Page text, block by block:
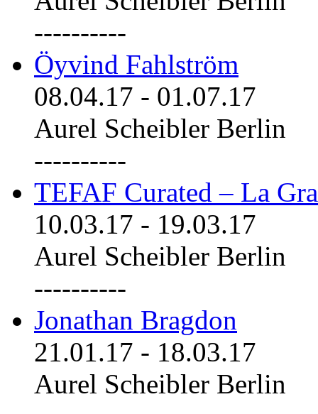
----------
Öyvind Fahlström
08.04.17 - 01.07.17
Aurel Scheibler Berlin
----------
TEFAF Curated – La
10.03.17 - 19.03.17
Aurel Scheibler Berlin
----------
Jonathan Bragdon
21.01.17 - 18.03.17
Aurel Scheibler Berlin